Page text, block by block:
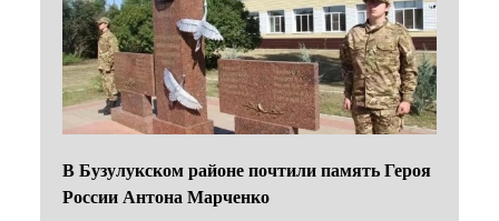
В Бузулукском районе почтили память Героя
России Антона Марченко